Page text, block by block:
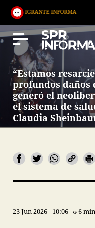
INFORMA OPINIÓN
“Estamos
profundos daños
generó el
el sistema de
Claudia
23 Jun 2026 10:06 6 min